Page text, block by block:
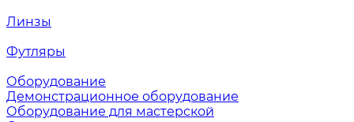
Линзы
Футляры
Оборудование
Демонстрационное оборудование
Оборудование для мастерской